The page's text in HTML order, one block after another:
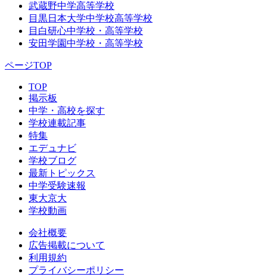
武蔵野中学高等学校
目黒日本大学中学校高等学校
目白研心中学校・高等学校
安田学園中学校・高等学校
ページTOP
TOP
掲示板
中学・高校を探す
学校連載記事
特集
エデュナビ
学校ブログ
最新トピックス
中学受験速報
東大京大
学校動画
会社概要
広告掲載について
利用規約
プライバシーポリシー